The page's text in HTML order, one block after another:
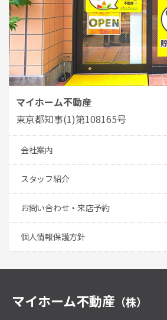
マイホーム不動産
東京都知事(1)第108165号
会社案内
スタッフ紹介
お問い合わせ・来店予約
個人情報保護方針
マイホーム不動産 （株）